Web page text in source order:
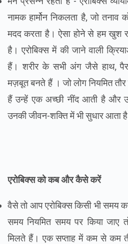
नामक हार्मोन निकलता है, जो
मदद करता है। ऐसा होने से हम खुश
है। एरोबिक्स में की जाने वाली
हैं। शरीर के सभी अंग जैसे हाथ,
मज़बूत बनते हैं । जो लोग नियमित
हैं उन्हें एक अच्छी नींद आती है और
उनकी जीवन-शक्ति में भी सुधार आता
एरोबिक्स को कब और कैसे करें
वैसे तो आप एरोबिक्स किसी भी
समय नियमित समय पर किया
मिलते हैं। एक सप्ताह में कम से कम